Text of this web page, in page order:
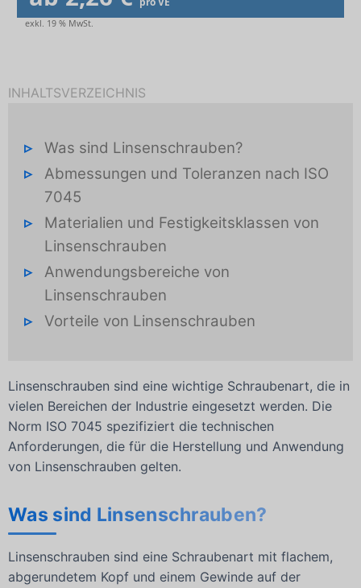
exkl. 19 % MwSt.
INHALTSVERZEICHNIS
Was sind Linsenschrauben?
Abmessungen und Toleranzen nach ISO
7045
Materialien und Festigkeitsklassen von
Linsenschrauben
Anwendungsbereiche von
Linsenschrauben
Vorteile von Linsenschrauben
Linsenschrauben sind eine wichtige Schraubenart, die in
vielen Bereichen der Industrie eingesetzt werden. Die
Norm ISO 7045 spezifiziert die technischen
Anforderungen, die für die Herstellung und Anwendung
von Linsenschrauben gelten.
Was sind Linsenschrauben?
Linsenschrauben sind eine Schraubenart mit flachem,
abgerundetem Kopf und einem Gewinde auf der